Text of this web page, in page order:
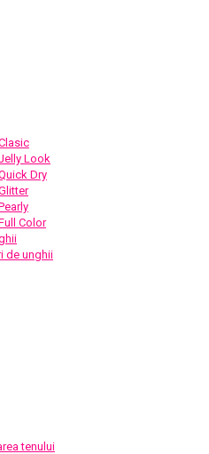
Look
Dry
Color
de unghii
tenului